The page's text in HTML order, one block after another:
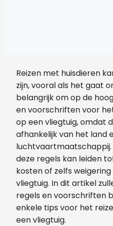
Reizen met huisdieren
zijn, vooral als het gaat
belangrijk om op de
en voorschriften voor
op een vliegtuig, omdat
afhankelijk van het land
deze regels kan leiden
kosten of zelfs
vliegtuig. In dit artikel
regels en voorschriften
enkele tips voor het
een vliegtuig.